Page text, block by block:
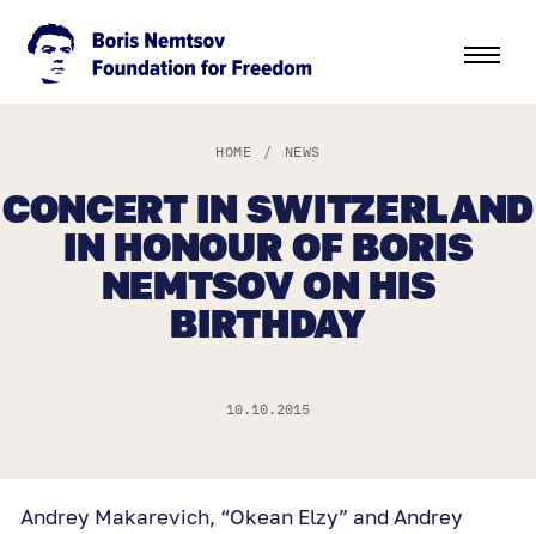
HOME / NEWS
CONCERT IN SWITZERLAND
IN HONOUR OF BORIS
NEMTSOV ON HIS
BIRTHDAY
10.10.2015
Andrey Makarevich, “Okean Elzy” and Andrey